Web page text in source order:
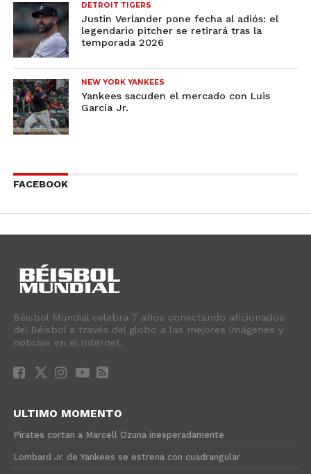
DETROIT TIGERS
Justin Verlander pone fecha al adiós: el
legendario pitcher se retirará tras la
temporada 2026
NEW YORK YANKEES
Yankees sacuden el mercado con Luis
García Jr.
FACEBOOK
Béisbol Mundial celebra 7 años conectando aficionados
del Béisbol a través del globo a las mejores imágenes y
noticias en el Internet.
ULTIMO MOMENTO
Pirates cortan a Marcell Ozuna inesperadamente
Lombard Jr. de Yankees se estrena con cuadrangular